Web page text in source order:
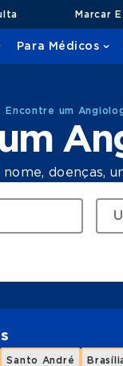
Marcar
Para Médicos
Encontre um
nome, doenças,
Santo André